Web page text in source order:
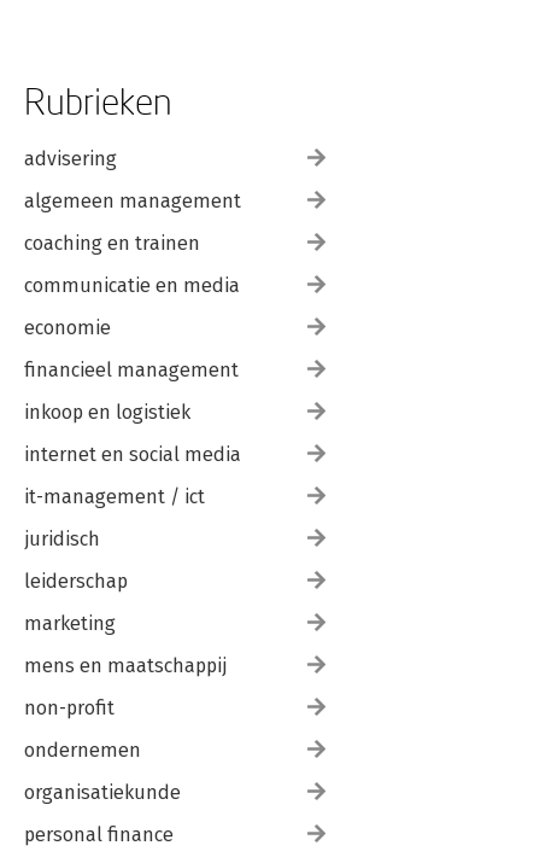
Rubrieken
advisering
algemeen management
coaching en trainen
communicatie en media
economie
financieel management
inkoop en logistiek
internet en social media
it-management / ict
juridisch
leiderschap
marketing
mens en maatschappij
non-profit
ondernemen
organisatiekunde
personal finance